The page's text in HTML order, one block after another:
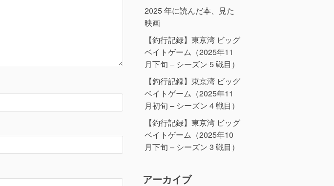
2025 年に読んだ本、見た
映画
【釣行記録】東京湾 ビッグ
ベイトゲーム（2025年11
月下旬 – シーズン 5 戦目）
【釣行記録】東京湾 ビッグ
ベイトゲーム（2025年11
月初旬 – シーズン 4 戦目）
【釣行記録】東京湾 ビッグ
ベイトゲーム（2025年10
月下旬 – シーズン 3 戦目）
アーカイブ